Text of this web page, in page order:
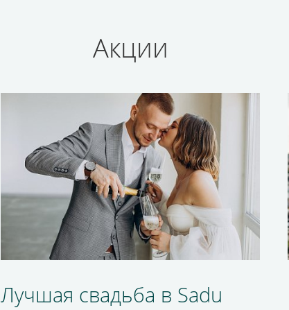
Акции
Лучшая свадьба в Sadu